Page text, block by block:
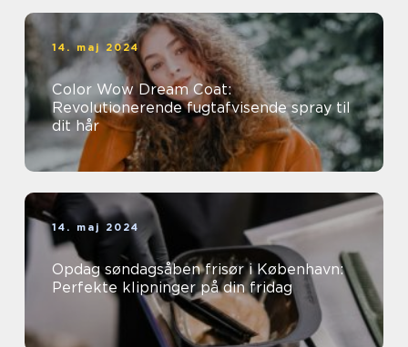
14. maj 2024
Color Wow Dream Coat:
Revolutionerende fugtafvisende spray til
dit hår
14. maj 2024
Opdag søndagsåben frisør i København:
Perfekte klipninger på din fridag